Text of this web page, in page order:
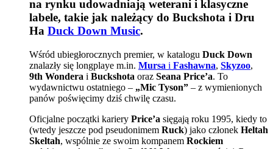
na rynku udowadniają weterani i klasyczne
labele, takie jak należący do Buckshota i Dru
Ha Duck Down Music.
Wśród ubiegłorocznych premier, w katalogu Duck Down
znalazły się longplaye m.in. Mursa i Fashawna, Skyzoo,
9th Wondera i Buckshota oraz Seana Price’a. To
wydawnictwu ostatniego – „Mic Tyson” – z wymienionych
panów poświęcimy dziś chwilę czasu.
Oficjalne początki kariery Price’a sięgają roku 1995, kiedy to
(wtedy jeszcze pod pseudonimem Ruck) jako członek Heltah
Skeltah, wspólnie ze swoim kompanem Rockiem